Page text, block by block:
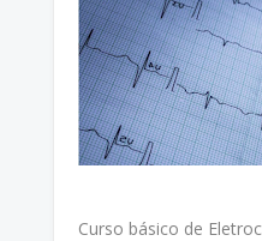
Curso básico de